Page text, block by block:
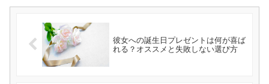
彼女への誕生日プレゼントは何が喜ば
れる？オススメと失敗しない選び方